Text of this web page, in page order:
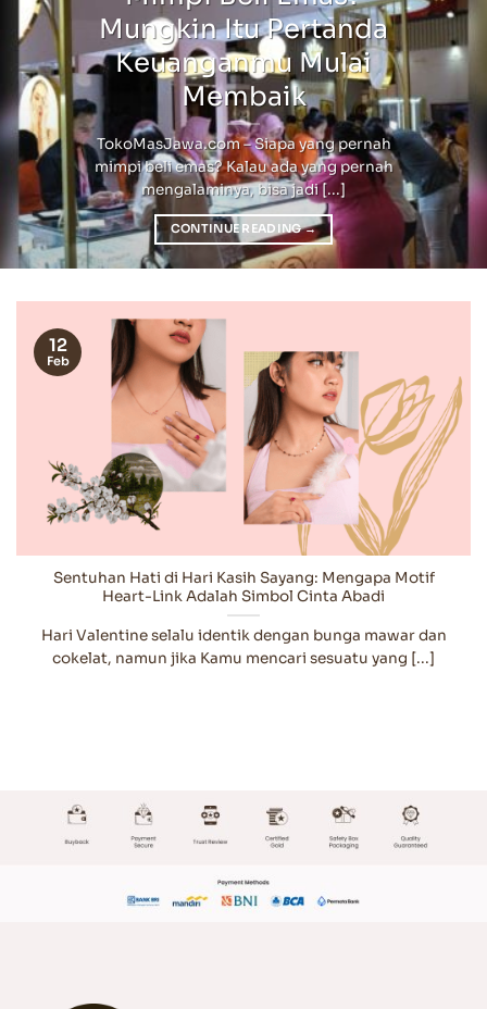
Mungkin Itu Pertanda
Keuanganmu Mulai
Membaik
TokoMasJawa.com – Siapa yang pernah
mimpi beli emas? Kalau ada yang pernah
mengalaminya, bisa jadi [...]
CONTINUE READING→
Sentuhan Hati di Hari Kasih Sayang: Mengapa Motif
Heart-Link Adalah Simbol Cinta Abadi
Hari Valentine selalu identik dengan bunga mawar dan
cokelat, namun jika Kamu mencari sesuatu yang [...]
12
Feb